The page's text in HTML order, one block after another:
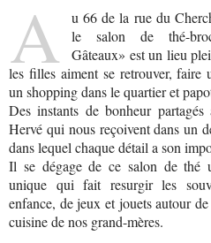
A
u 66 de la rue du
le salon de thé-
Gâteaux» est un lieu
les filles aiment se retrouver, faire
un shopping dans le quartier et
Des instants de bonheur
Hervé qui nous reçoivent dans un
dans lequel chaque détail a son
Il se dégage de ce salon de thé
unique qui fait resurgir les
enfance, de jeux et jouets autour
cuisine de nos grand-mères.